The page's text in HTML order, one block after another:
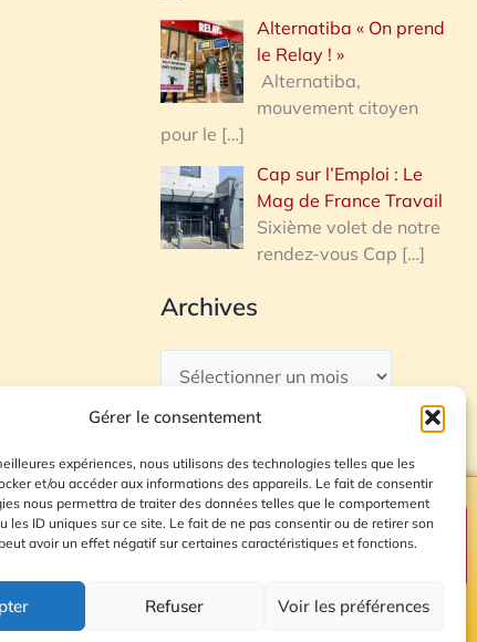
Gérer le consentement
expériences, nous utilisons des technologies telles que les
et/ou accéder aux informations des appareils. Le fait de consentir
nous permettra de traiter des données telles que le comportement
les ID uniques sur ce site. Le fait de ne pas consentir ou de retirer son
avoir un effet négatif sur certaines caractéristiques et fonctions.
Refuser Voir les préférences
Alternatiba « On prend
le Relay ! »
Alternatiba,
mouvement citoyen
pour le […]
Cap sur l’Emploi : Le
Mag de France Travail
Sixième volet de notre
rendez-vous Cap […]
Archives
du site